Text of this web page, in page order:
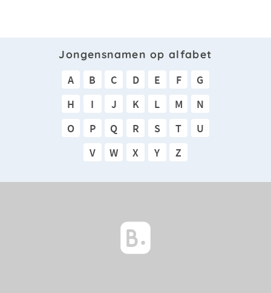
Jongensnamen op alfabet
A B C D E F
G
H
I J K L M
N
O
P Q R S T
U
V
W X Y Z